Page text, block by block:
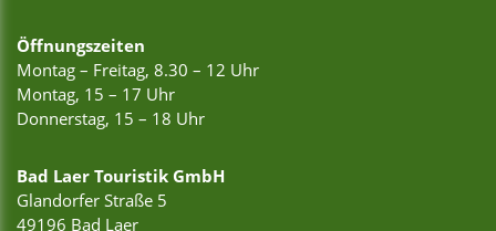
Öffnungszeiten
Montag – Freitag, 8.30 – 12 Uhr
Montag, 15 – 17 Uhr
Donnerstag, 15 – 18 Uhr
Bad Laer Touristik GmbH
Glandorfer Straße 5
49196 Bad Laer